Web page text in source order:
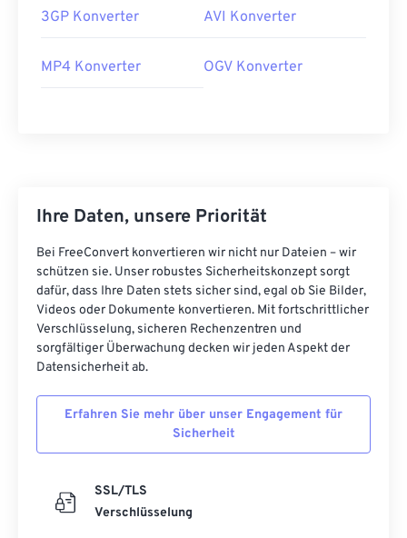
3GP Konverter AVI Konverter
MP4 Konverter OGV Konverter
Ihre Daten, unsere Priorität
Bei FreeConvert konvertieren wir nicht nur Dateien – wir
schützen sie. Unser robustes Sicherheitskonzept sorgt
dafür, dass Ihre Daten stets sicher sind, egal ob Sie Bilder,
Videos oder Dokumente konvertieren. Mit fortschrittlicher
Verschlüsselung, sicheren Rechenzentren und
sorgfältiger Überwachung decken wir jeden Aspekt der
Datensicherheit ab.
Erfahren Sie mehr über unser Engagement für
Sicherheit
SSL/TLS
Verschlüsselung